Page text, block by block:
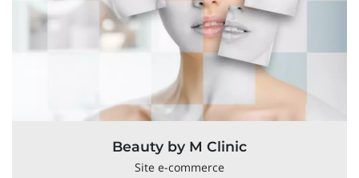
Beauty by M Clinic
Site e-commerce